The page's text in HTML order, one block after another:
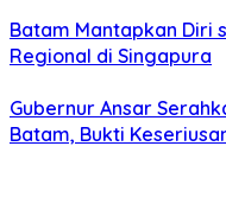
Batam Mantapkan Diri
Regional di Singapura
Gubernur Ansar
Batam, Bukti